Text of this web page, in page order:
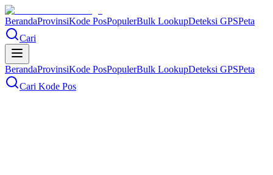
BerandaProvinsiKode PosPopulerBulk LookupDeteksi GPSPeta
Cari
BerandaProvinsiKode PosPopulerBulk LookupDeteksi GPSPeta
Cari Kode Pos